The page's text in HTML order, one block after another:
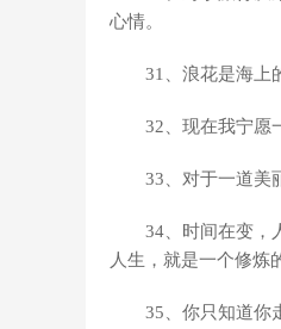
心情。
31、浪花是海上
32、现在我宁愿
33、对于一道美
34、时间在变，
人生，就是一个修炼
35、你只知道你